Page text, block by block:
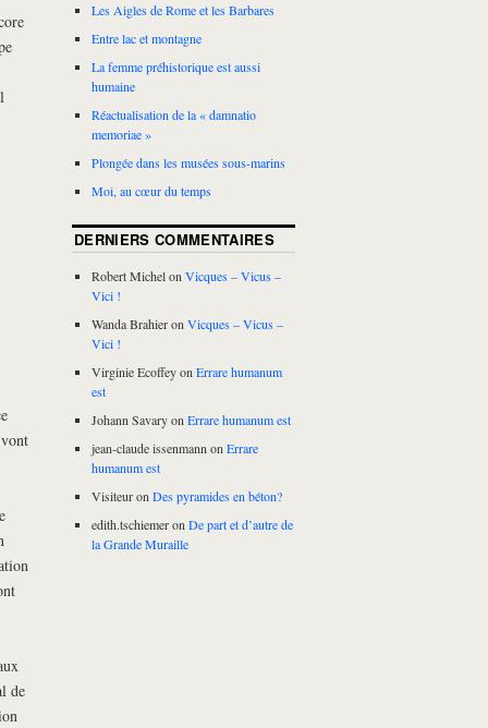
de
Les Aigles de Rome et les Barbares
Entre lac et montagne
La femme préhistorique est aussi
humaine
Réactualisation de la « damnatio
memoriae »
Plongée dans les musées sous-marins
Moi, au cœur du temps
DERNIERS COMMENTAIRES
Robert MichelonVicques – Vicus –
Vici !
Wanda BrahieronVicques – Vicus –
Vici !
Virginie EcoffeyonErrare humanum
est
Johann SavaryonErrare humanum est
jean-claude issenmannonErrare
humanum est
VisiteuronDes pyramides en béton?
edith.tschiemeronDe part et d’autre de
la Grande Muraille